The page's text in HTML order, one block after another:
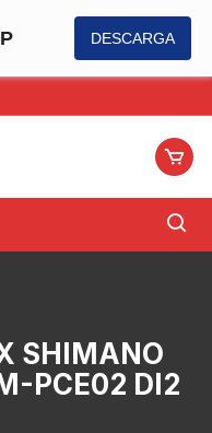
DESCARGA
SHIMANO
PCE02 DI2